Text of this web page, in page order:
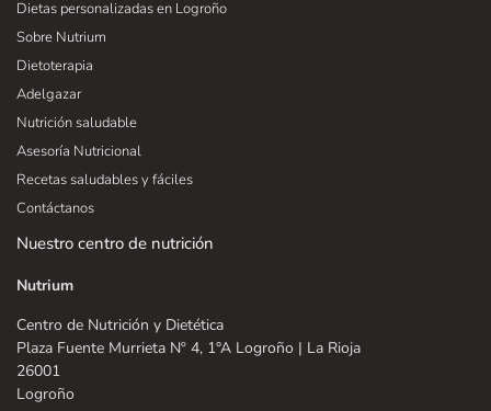
Nuestro centro de nutrición
Nutrium
Centro de Nutrición y Dietética
Plaza Fuente Murrieta Nº 4, 1°A Logroño | La Rioja
26001
Logroño
Dietas personalizadas en Logroño
Sobre Nutrium
Dietoterapia
Adelgazar
Nutrición saludable
Asesoría Nutricional
Recetas saludables y fáciles
Contáctanos